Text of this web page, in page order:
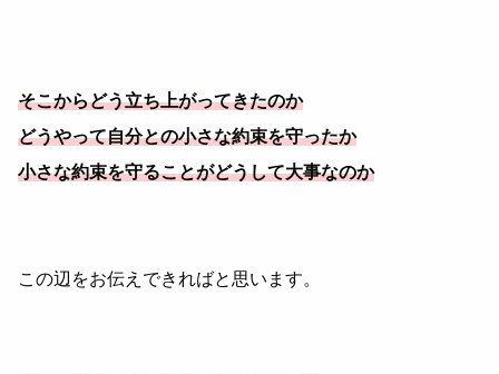
そこからどう立ち上がってきたのか
どうやって自分との小さな約束を守ったか
小さな約束を守ることがどうして大事なのか
この辺をお伝えできればと思います。